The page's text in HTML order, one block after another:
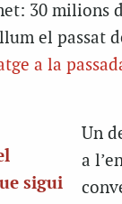
30 milions
el passat
a la
sigui
Un
a